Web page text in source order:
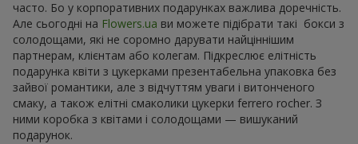
часто. Бо у корпоративних подарунках важлива доречність.
Але сьогодні на Flowers.ua ви можете підібрати такі бокси з
солодощами, які не соромно дарувати найціннішим
партнерам, клієнтам або колегам. Підкреслює елітність
подарунка квіти з цукерками презентабельна упаковка без
зайвої романтики, але з відчуттям уваги і витонченого
смаку, а також елітні смаколики цукерки ferrero rocher. З
ними коробка з квітами і солодощами — вишуканий
подарунок.